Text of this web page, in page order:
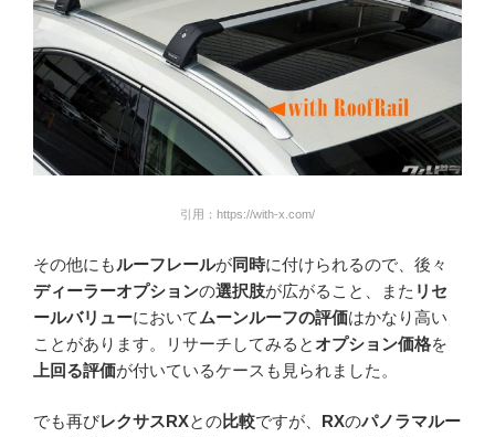
引用：https://with-x.com/
その他にもルーフレールが同時に付けられるので、後々
ディーラーオプションの選択肢が広がること、また リセ
ールバリューにおいてムーンルーフの評価はかなり高い
ことがあります。リサーチしてみるとオプション価格を
上回る評価が付いているケースも見られました。
でも再びレクサスRXとの比較ですが、 RXのパノラマルー